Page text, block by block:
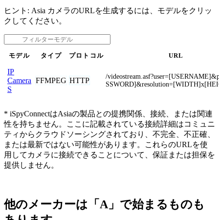
ヒント: Asia カメラのURLを生成するには、モデルをクリッ
クしてください。
モデル タイプ プロトコル URL
IP
Camera
S
FFMPEG HTTP
/
* iSpyConnectはAsiaの製品との提携関係、接続、または関連
性を持ちません。ここに記載されている接続詳細はコミュニ
ティからクラウドソーシングされており、不完全、不正確、
または最新ではない可能性があります。これらのURLを使
用してカメラに接続できることについて、保証または担保を
提供しません。
他のメーカーは「A」で始まるものも